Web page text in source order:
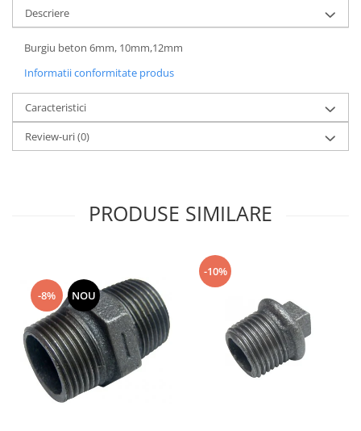
Descriere
Burgiu beton 6mm, 10mm,12mm
Informatii conformitate produs
Caracteristici
Review-uri(0)
PRODUSE SIMILARE
-8% NOU
-10%